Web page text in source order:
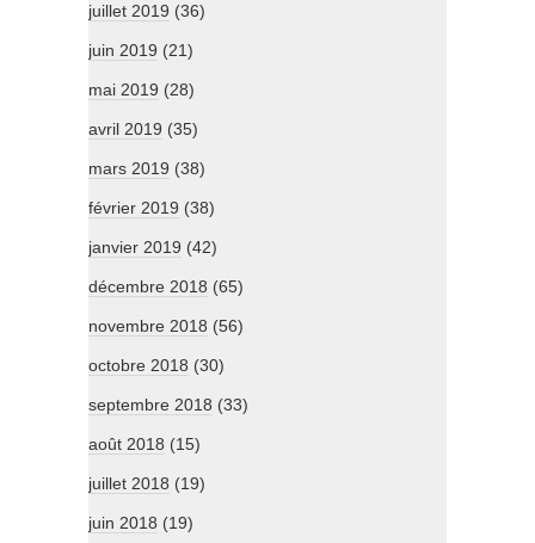
juillet 2019 (36)
juin 2019 (21)
mai 2019 (28)
avril 2019 (35)
mars 2019 (38)
février 2019 (38)
janvier 2019 (42)
décembre 2018 (65)
novembre 2018 (56)
octobre 2018 (30)
septembre 2018 (33)
août 2018 (15)
juillet 2018 (19)
juin 2018 (19)